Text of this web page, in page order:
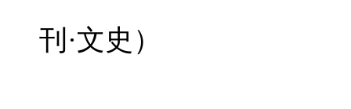
刊·文史）